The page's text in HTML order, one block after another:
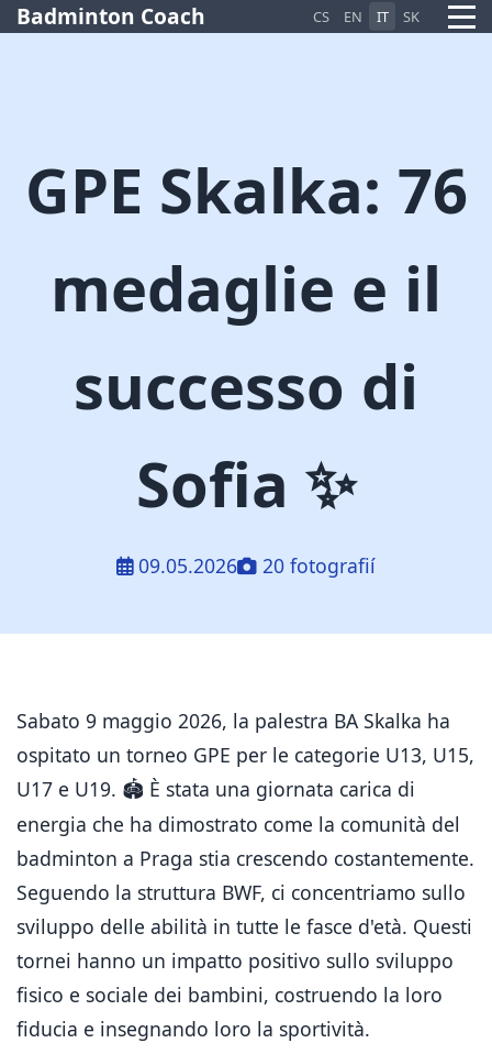
Badminton Coach CS EN IT SK
GPE Skalka: 76
medaglie e il
successo di
Sofia ✨
09.05.2026 20 fotografií
Sabato 9 maggio 2026, la palestra BA Skalka ha
ospitato un torneo GPE per le categorie U13, U15,
U17 e U19. 🏟️ È stata una giornata carica di
energia che ha dimostrato come la comunità del
badminton a Praga stia crescendo costantemente.
Seguendo la struttura BWF, ci concentriamo sullo
sviluppo delle abilità in tutte le fasce d'età. Questi
tornei hanno un impatto positivo sullo sviluppo
fisico e sociale dei bambini, costruendo la loro
fiducia e insegnando loro la sportività.
Pietro AI Asistent
Online